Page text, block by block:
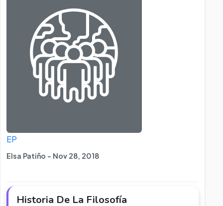
EP
Elsa Patiño - Nov 28, 2018
Historia De La Filosofía